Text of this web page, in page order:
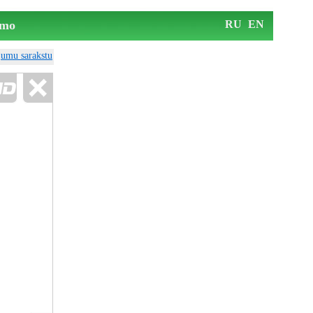
RU EN
sarakstu